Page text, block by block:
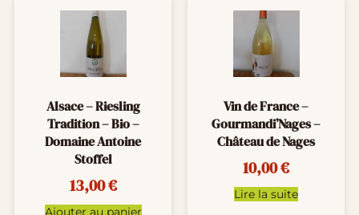
Alsace – Riesling
Tradition – Bio –
Domaine Antoine
Stoffel
13,00€
Ajouter au panier
Vin de France –
Gourmandi’Nages –
Château de Nages
10,00€
Lire la suite